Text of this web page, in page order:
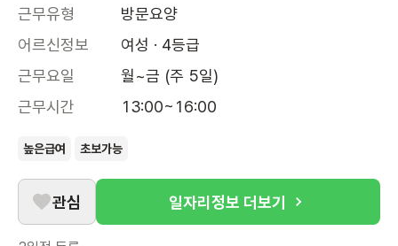
근무유형
방문요양
어르신정보
여성 · 4등급
근무요일
월~금 (주 5일)
근무시간
13:00~16:00
높은급여 초보가능
관심 일자리정보 더보기